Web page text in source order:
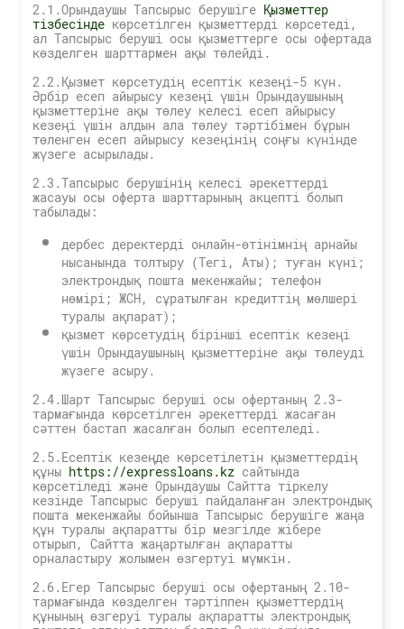
2.1.Орындаушы Тапсырыс берушіге Қызметтер
тізбесінде көрсетілген қызметтерді көрсетеді,
ал Тапсырыс беруші осы қызметтерге осы офертада
көзделген шарттармен ақы төлейді.
2.2.Қызмет көрсетудің есептік кезеңі-5 күн.
Әрбір есеп айырысу кезеңі үшін Орындаушының
қызметтеріне ақы төлеу келесі есеп айырысу
кезеңі үшін алдын ала төлеу тәртібімен бұрын
төленген есеп айырысу кезеңінің соңғы күнінде
жүзеге асырылады.
2.3.Тапсырыс берушінің келесі әрекеттерді
жасауы осы оферта шарттарының акцепті болып
табылады:
дербес деректерді онлайн-өтінімнің арнайы
нысанында толтыру (Тегі, Аты); туған күні;
электрондық пошта мекенжайы; телефон
нөмірі; ЖСН, сұратылған кредиттің мөлшері
туралы ақпарат);
қызмет көрсетудің бірінші есептік кезеңі
үшін Орындаушының қызметтеріне ақы төлеуді
жүзеге асыру.
2.4.Шарт Тапсырыс беруші осы офертаның 2.3-
тармағында көрсетілген әрекеттерді жасаған
сәттен бастап жасалған болып есептеледі.
2.5.Есептік кезеңде көрсетілетін қызметтердің
құны https://expressloans.kz сайтында
көрсетіледі және Орындаушы Сайтта тіркелу
кезінде Тапсырыс беруші пайдаланған электрондық
пошта мекенжайы бойынша Тапсырыс берушіге жаңа
құн туралы ақпаратты бір мезгілде жібере
отырып, Сайтта жаңартылған ақпаратты
орналастыру жолымен өзгертуі мүмкін.
2.6.Егер Тапсырыс беруші осы офертаның 2.10-
тармағында көзделген тәртіппен қызметтердің
құнының өзгеруі туралы ақпаратты электрондық